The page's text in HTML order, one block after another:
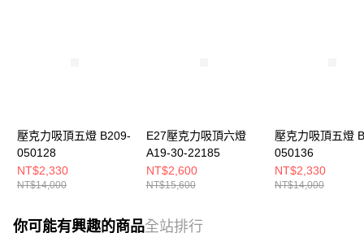
壓克力吸頂五燈 B209-
050128
NT$2,330
NT$14,000
E27壓克力吸頂六燈
A19-30-22185
NT$2,600
NT$15,600
壓克力吸頂五燈
050136
NT$2,330
NT$14,000
你可能有興趣的商品全站排行